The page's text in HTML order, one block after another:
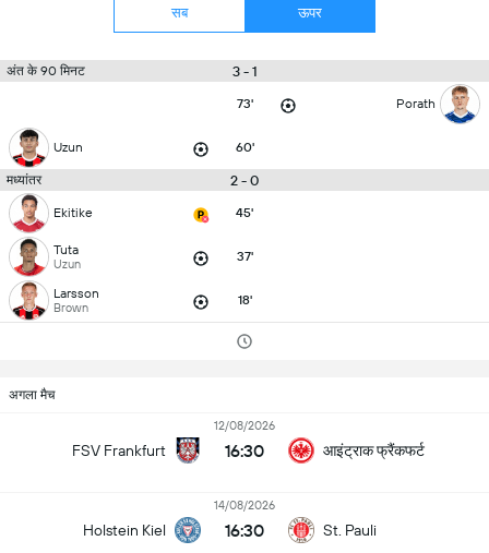
सब ऊपर
अंत के 90 मिनट 3 - 1
73' Porath
Uzun 60'
मध्यांतर 2 - 0
Ekitike 45'
Tuta
Uzun 37'
Larsson
Brown 18'
अगला मैच
FSV Frankfurt
12/08/2026
16:30 आइंट्राक फ्रैंकफर्ट
Holstein Kiel
14/08/2026
16:30 St. Pauli